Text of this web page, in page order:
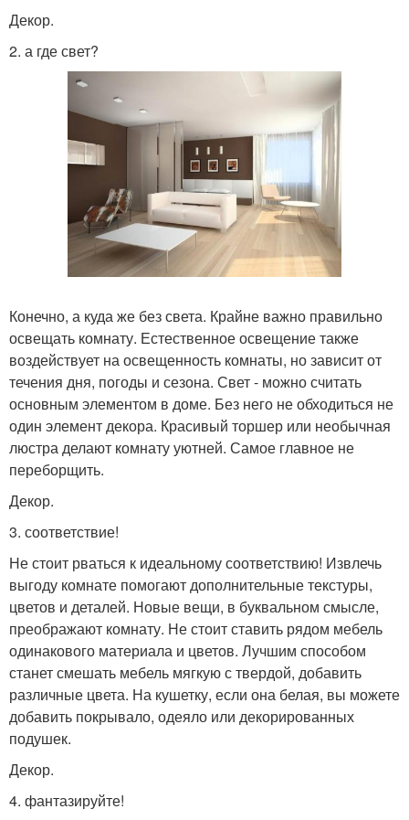
Декор.
2. а где свет?
Конечно, а куда же без света. Крайне важно правильно
освещать комнату. Естественное освещение также
воздействует на освещенность комнаты, но зависит от
течения дня, погоды и сезона. Свет - можно считать
основным элементом в доме. Без него не обходиться не
один элемент декора. Красивый торшер или необычная
люстра делают комнату уютней. Самое главное не
переборщить.
Декор.
3. соответствие!
Не стоит рваться к идеальному соответствию! Извлечь
выгоду комнате помогают дополнительные текстуры,
цветов и деталей. Новые вещи, в буквальном смысле,
преображают комнату. Не стоит ставить рядом мебель
одинакового материала и цветов. Лучшим способом
станет смешать мебель мягкую с твердой, добавить
различные цвета. На кушетку, если она белая, вы можете
добавить покрывало, одеяло или декорированных
подушек.
Декор.
4. фантазируйте!